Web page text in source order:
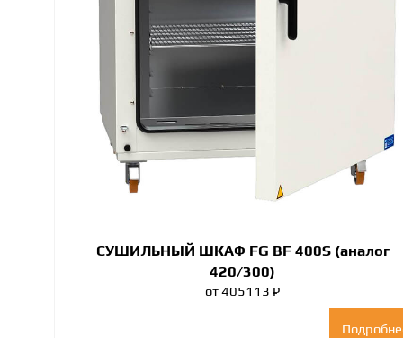
СУШИЛЬНЫЙ ШКАФ FG BF 400S (аналог
420/300)
от 405113 ₽